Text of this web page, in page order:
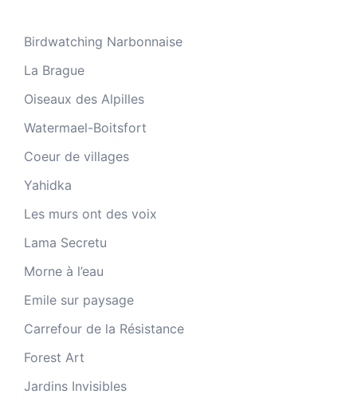
Birdwatching Narbonnaise
La Brague
Oiseaux des Alpilles
Watermael-Boitsfort
Coeur de villages
Yahidka
Les murs ont des voix
Lama Secretu
Morne à l’eau
Emile sur paysage
Carrefour de la Résistance
Forest Art
Jardins Invisibles